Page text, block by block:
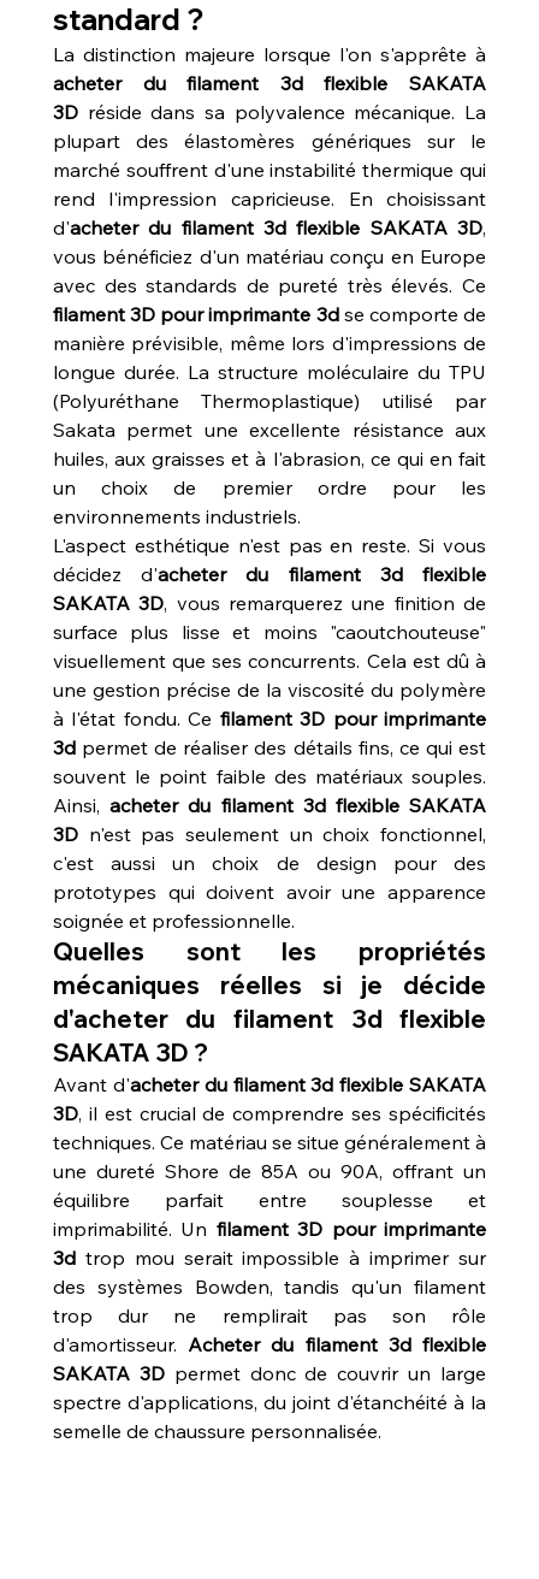
standard ?
acheter du filament 3d flexible SAKATA
3D réside dans sa polyvalence mécanique. La
plupart des élastomères génériques sur le
marché souffrent d'une instabilité thermique qui
rend l'impression capricieuse. En choisissant
d'acheter du filament 3d flexible SAKATA 3D,
vous bénéficiez d'un matériau conçu en Europe
filament 3D pour imprimante 3d se comporte de
manière prévisible, même lors d'impressions de
longue durée. La structure moléculaire du TPU
(Polyuréthane Thermoplastique) utilisé par
Sakata permet une excellente résistance aux
huiles, aux graisses et à l'abrasion, ce qui en fait
un choix de premier ordre pour les
environnements industriels.
L'aspect esthétique n'est pas en reste. Si vous
décidez d'acheter du filament 3d flexible
SAKATA 3D, vous remarquerez une finition de
surface plus lisse et moins "caoutchouteuse"
visuellement que ses concurrents. Cela est dû à
une gestion précise de la viscosité du polymère
à l'état fondu. Ce filament 3D pour imprimante
3d permet de réaliser des détails fins, ce qui est
souvent le point faible des matériaux souples.
Ainsi, acheter du filament 3d flexible SAKATA
3D n'est pas seulement un choix fonctionnel,
c'est aussi un choix de design pour des
prototypes qui doivent avoir une apparence
soignée et professionnelle.
Quelles sont les propriétés
mécaniques réelles si je décide
d'acheter du filament 3d flexible
SAKATA 3D ?
Avant d'acheter du filament 3d flexible SAKATA
3D, il est crucial de comprendre ses spécificités
techniques. Ce matériau se situe généralement à
une dureté Shore de 85A ou 90A, offrant un
équilibre parfait entre souplesse et
imprimabilité. Un filament 3D pour imprimante
3d trop mou serait impossible à imprimer sur
des systèmes Bowden, tandis qu'un filament
trop dur ne remplirait pas son rôle
d'amortisseur. Acheter du filament 3d flexible
SAKATA 3D permet donc de couvrir un large
spectre d'applications, du joint d'étanchéité à la
semelle de chaussure personnalisée.